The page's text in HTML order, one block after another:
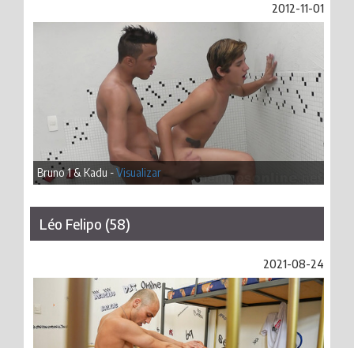
2012-11-01
Bruno 1 & Kadu -Visualizar
Léo Felipo (58)
2021-08-24